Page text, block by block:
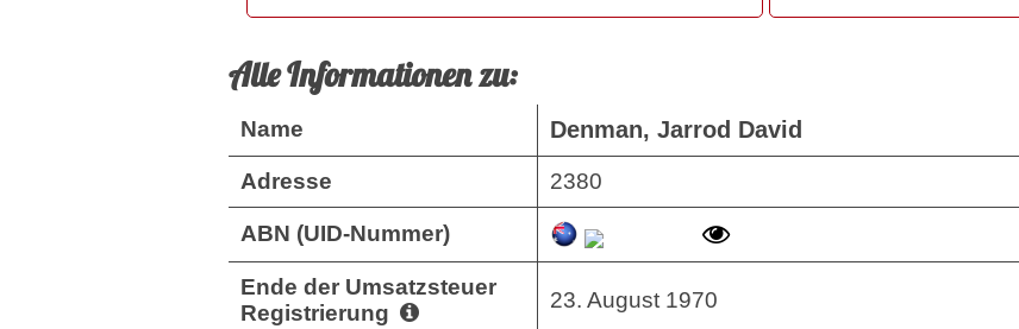
Alle Informationen zu:
Name Denman, Jarrod David
Adresse 2380
ABN (UID-Nummer)
Ende der Umsatzsteuer
Registrierung
23. August 1970